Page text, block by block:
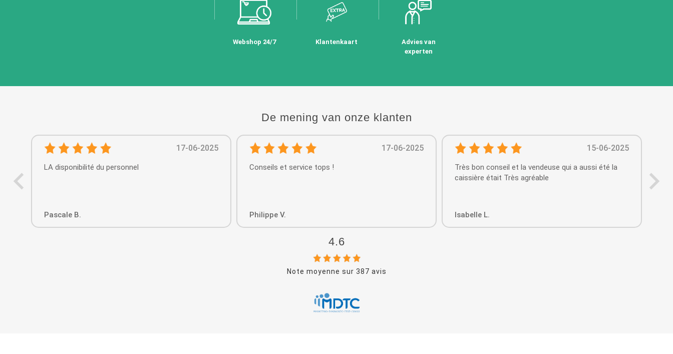
Webshop 24/7 Klantenkaart
Advies van
experten
De mening van onze klanten
17-06-2025
LA disponibilité du personnel
Pascale B.
17-06-2025
Conseils et service tops !
Philippe V.
15-06-2025
Très bon conseil et la vendeuse qui a aussi été la
caissière était Très agréable
Isabelle L.
4.6
Note moyenne sur 387 avis